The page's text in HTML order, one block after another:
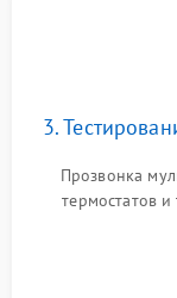
3.
Прозвонка
термостатов
модуля, реле,
индукции).